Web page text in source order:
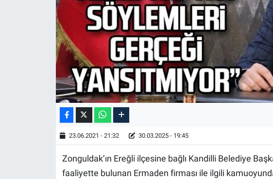
23.06.2021 - 21:32 30.03.2025 - 19:45
Zonguldak’ın Ereğli ilçesine bağlı Kandilli Belediye
faaliyette bulunan Ermaden firması ile ilgili